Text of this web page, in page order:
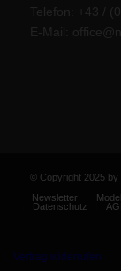
Telefon: +43 /
E-Mail:
© Copyright 2025 by
Newsletter
Datenschutz
Vertrag widerrufen